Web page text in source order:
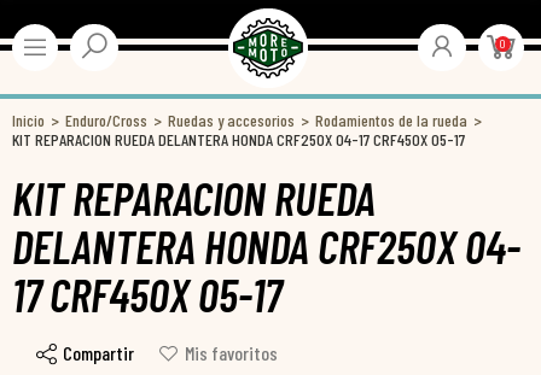
0
Inicio Enduro/Cross Ruedas y accesorios
Rodamientos de la rueda
KIT REPARACION RUEDA DELANTERA HONDA CRF250X 04-17 CRF450X 05-17
KIT REPARACION RUEDA
DELANTERA HONDA CRF250X 04-
17 CRF450X 05-17
Compartir
Mis favoritos